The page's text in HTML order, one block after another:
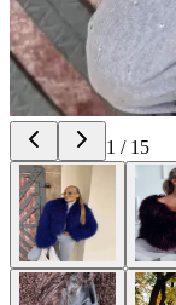
1 / 15